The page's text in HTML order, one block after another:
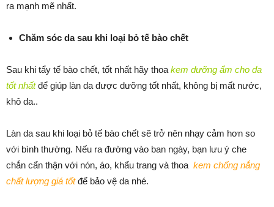
ra mạnh mẽ nhất.
Chăm sóc da sau khi loại bỏ tế bào chết
Sau khi tẩy tế bào chết, tốt nhất hãy thoa kem dưỡng ẩm cho da
tốt nhấtđể giúp làn da được dưỡng tốt nhất, không bị mất nước,
khô da..
Làn da sau khi loại bỏ tế bào chết sẽ trở nên nhạy cảm hơn so
với bình thường. Nếu ra đường vào ban ngày, bạn lưu ý che
chắn cẩn thận với nón, áo, khẩu trang và thoa kem chống nắng
chất lượng giá tốtđể bảo vệ da nhé.